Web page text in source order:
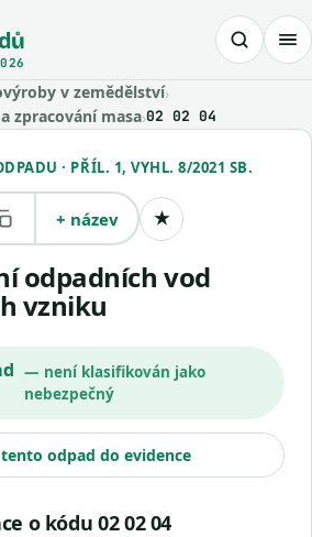
v zemědělství›
zpracování masa›02 02 04
· PŘÍL. 1, VYHL. 8/2021 SB.
+ název ★Uložit kód
vzniku
— není klasifikován jako
nebezpečný
odpad do evidence
o kódu 02 02 04